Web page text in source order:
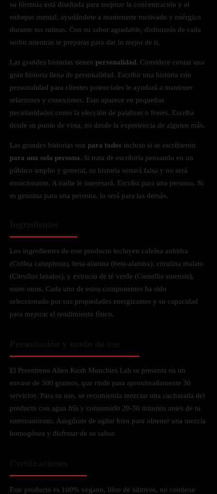
su fórmula está diseñada para mejorar la concentración y el
enfoque mental, ayudándote a mantenerte motivado y enérgico
durante tus rutinas. Con su sabor agradable, disfrutarás de cada
sorbo mientras te preparas para dar lo mejor de ti.
Las grandes historias tienen personalidad. Considere contar una
gran historia llena de personalidad. Escribir una historia con
personalidad para clientes potenciales le ayudará a mantener
relaciones y conexiones. Esto aparece en pequeñas
peculiaridades como la elección de palabras o frases. Escriba
desde su punto de vista, no desde la experiencia de alguien más.
Las grandes historias son para todos incluso si se escribieron
para una sola persona. Si trata de escribirla pensando en un
público amplio y general, su historia sonará falsa y no será
emocionante. A nadie le interesará. Escriba para una persona. Si
es genuina para una persona, lo será para las demás.
Los ingredientes de este producto incluyen cafeína anhidra
(Coffea canephora), beta-alanina (beta-alanina), citrulina malato
(Citrullus lanatus), y extracto de té verde (Camellia sinensis),
entre otros. Cada uno de estos componentes ha sido
seleccionado por sus propiedades energizantes y su capacidad
para mejorar el rendimiento físico.
El Preentreno Alien Kush Munchies Lab se presenta en un
envase de 300 gramos, que rinde para aproximadamente 30
servicios. Para su uso, se recomienda mezclar una cucharada del
producto con agua fría y consumirlo 20-30 minutos antes de tu
entrenamiento. Asegúrate de agitar bien para obtener una mezcla
homogénea y disfrutar de su sabor.
Este producto es 100% vegano, libre de aditivos, no contiene